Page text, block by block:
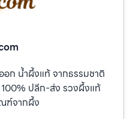
ก น้ำผึ้งแท้ จากธรรมชาติ
ปลีก-ส่ง รวงผึ้งแท้
ฑ์จากผึ้ง